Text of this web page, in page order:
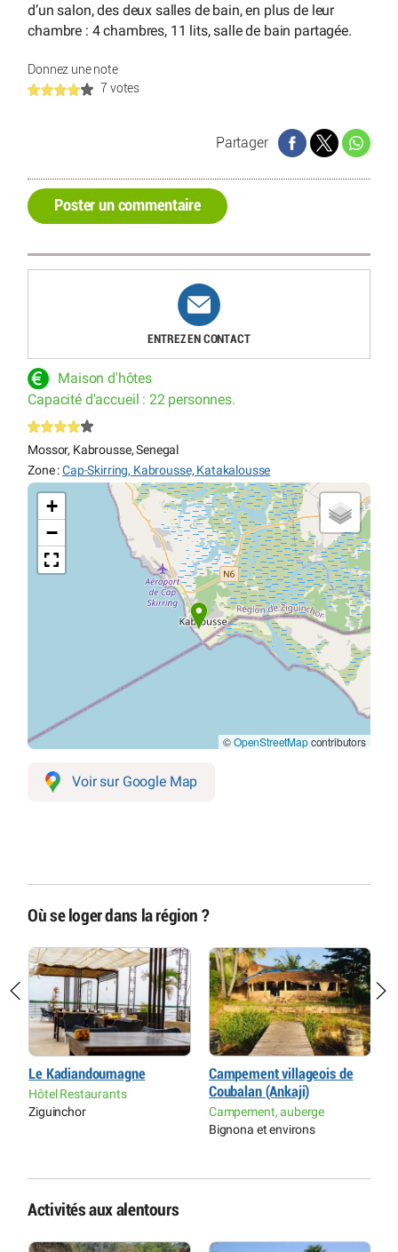
d’un salon, des deux salles de bain, en plus de leur
chambre : 4 chambres, 11 lits, salle de bain partagée.
Donnez une note
7 votes
Partager
Poster un commentaire
ENTREZ EN CONTACT
Maison d'hôtes
Capacité d'accueil : 22 personnes.
Mossor, Kabrousse, Senegal
Zone :Cap-Skirring, Kabrousse, Katakalousse
+
−
©OpenStreetMapcontributors
Voir sur Google Map
Où se loger dans la région ?
Le Kadiandoumagne
Hôtel Restaurants
Ziguinchor
Campement villageois de
Coubalan (Ankaji)
Campement, auberge
Bignona et environs
Activités aux alentours